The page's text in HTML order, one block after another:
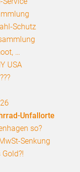
Schutz
…
USA
Unfallorte
so?
Senkung
Gold?!